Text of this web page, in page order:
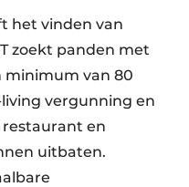
het vinden van
zoekt panden met
minimum van 80
vergunning en
en
uitbaten.